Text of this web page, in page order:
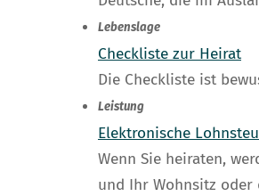
Lebenslage
Checkliste zur Heirat
Die Checkliste ist
Leistung
Elektronische
Wenn Sie heiraten,
und Ihr Wohnsitz